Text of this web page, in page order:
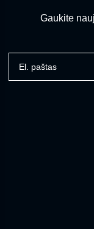
Gaukite